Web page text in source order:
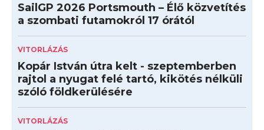
SailGP 2026 Portsmouth – Élő közvetítés
a szombati futamokról 17 órától
VITORLÁZÁS
Kopár István útra kelt - szeptemberben
rajtol a nyugat felé tartó, kikötés nélküli
szóló földkerülésére
VITORLÁZÁS